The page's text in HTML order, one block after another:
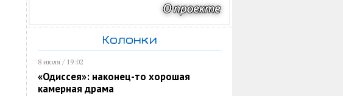
Колонки
8 июля / 19:02
«Одиссея»: наконец-то хорошая
камерная драма